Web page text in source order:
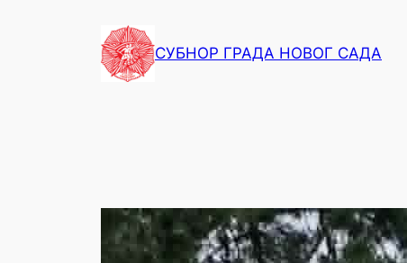
СУБНОР ГРАДА НОВОГ САДА